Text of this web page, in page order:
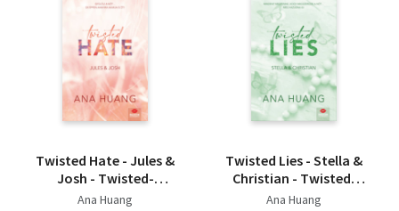
Twisted Hate - Jules &
Josh - Twisted-
sorozat 3. rész
Ana Huang
Twisted Lies - Stella &
Christian - Twisted-
sorozat 4. rész
Ana Huang